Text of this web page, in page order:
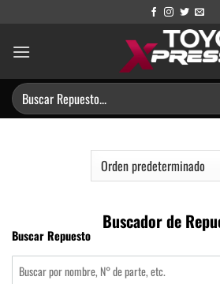
contenido
Buscar
por:
Buscador de
Buscar Repuesto